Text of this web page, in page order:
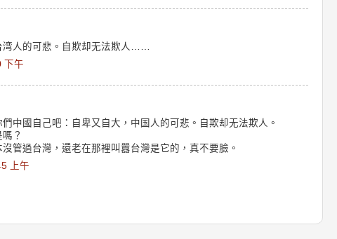
湾人的可悲。自欺却无法欺人……
下午
中國自己吧：自卑又自大，中国人的可悲。自欺却无法欺人。
？
管過台灣，還老在那裡叫囂台灣是它的，真不要臉。
上午